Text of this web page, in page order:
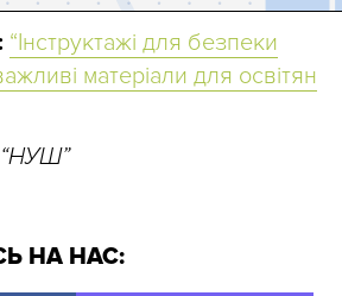
“Інструктажі для безпеки
матеріали для освітян
“НУШ”
НА НАС: